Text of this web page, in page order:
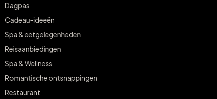
Dagpas
Cadeau-ideeën
Spa & eetgelegenheden
Reisaanbiedingen
Spa & Wellness
Romantische ontsnappingen
Restaurant